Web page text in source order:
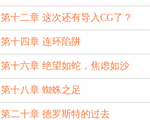
第十二章 这次还有导入CG了？
第十四章 连环陷阱
第十六章 绝望如蛇，焦虑如沙
第十八章 蜘蛛之足
第二十章 德罗斯特的过去